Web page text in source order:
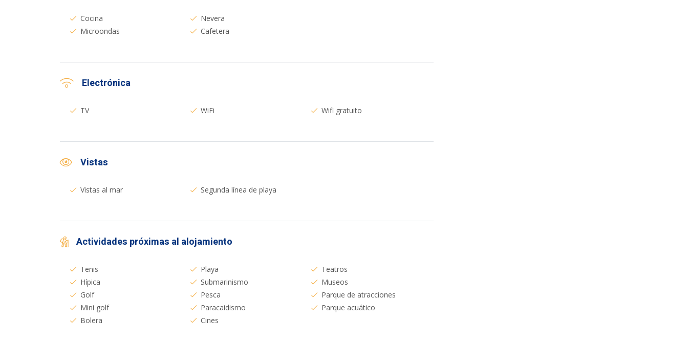
Cocina
Microondas
Nevera
Cafetera
Electrónica
TV WiFi Wifi gratuito
Vistas
Vistas al mar Segunda línea de playa
Actividades próximas al alojamiento
Tenis
Hípica
Golf
Mini golf
Bolera
Playa
Submarinismo
Pesca
Paracaidismo
Cines
Teatros
Museos
Parque de atracciones
Parque acuático